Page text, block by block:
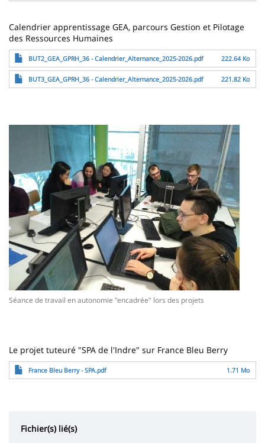
Calendrier apprentissage GEA, parcours Gestion et Pilotage
des Ressources Humaines
FichierBUT2_GEA_GPRH_36 - Calendrier_Alternance_2025-2026.pdf 222.64 Ko
FichierBUT3_GEA_GPRH_36 - Calendrier_Alternance_2025-2026.pdf 221.82 Ko
Séance de travail en autonomie "encadrée" lors des projets
Le projet tuteuré "SPA de l'Indre" sur France Bleu Berry
FichierFrance Bleu Berry - SPA.pdf 1.71 Mo
Fichier(s) lié(s)